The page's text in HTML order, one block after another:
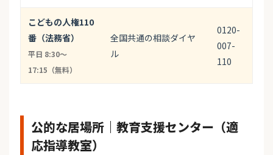
こどもの人権110
番（法務省）
平日 8:30〜
17:15（無料）
全国共通の相談ダイヤ
ル
0120-
007-
110
公的な居場所｜教育支援センター（適
応指導教室）